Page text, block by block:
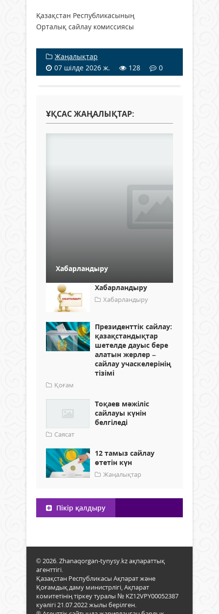
Қазақстан Республикасының
Орталық сайлау комиссиясы
Жаңалықтар
07 шілде 2026 ж.
128 0
ҰҚСАС ЖАҢАЛЫҚТАР:
Хабарландыру
Хабарландыру
Хабарландыру
Президенттік сайлау:
қазақстандықтар
шетелде дауыс бере
алатын жерлер –
сайлау учаскелерінің
тізімі
Қоғам
Тоқаев мәжіліс
сайлауы күнін
белгіледі
Саясат
12 тамыз сайлау
өтетін күн
Жаңалықтар
Пікір қалдыру
© 2026. Zhanaqorgan-tynysy.kz ақпараттық
агенттігі.
Қазақстан Республикасы Ақпарат және
Қоғамдық даму министрлігі, Ақпарат
комитетінің тіркеу туралы № KZ12VPY00052387
куәлігі 21.07.2022 жылы берілген.